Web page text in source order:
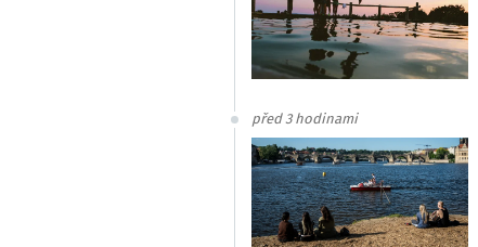
před 3 hodinami